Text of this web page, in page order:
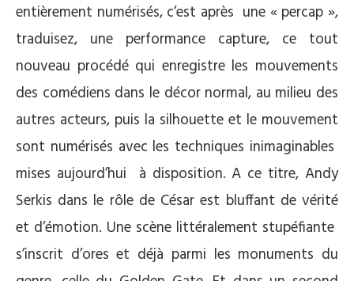
entièrement numérisés, c’est après une « percap »,
traduisez, une performance capture, ce tout
nouveau procédé qui enregistre les mouvements
des comédiens dans le décor normal, au milieu des
autres acteurs, puis la silhouette et le mouvement
sont numérisés avec les techniques inimaginables
mises aujourd’hui à disposition. A ce titre, Andy
Serkis dans le rôle de César est bluffant de vérité
et d’émotion. Une scène littéralement stupéfiante
s’inscrit d’ores et déjà parmi les monuments du